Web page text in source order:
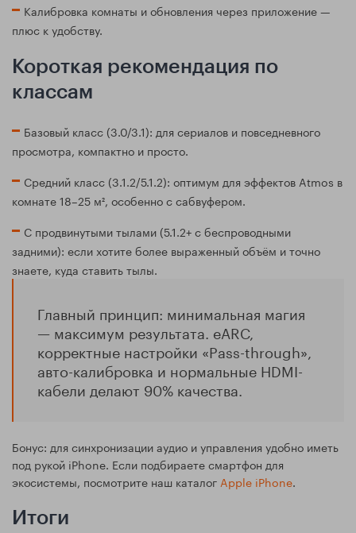
Калибровка комнаты и обновления через приложение —
плюс к удобству.
Короткая рекомендация по
классам
Базовый класс (3.0/3.1): для сериалов и повседневного
просмотра, компактно и просто.
Средний класс (3.1.2/5.1.2): оптимум для эффектов Atmos в
комнате 18–25 м², особенно с сабвуфером.
С продвинутыми тылами (5.1.2+ с беспроводными
задними): если хотите более выраженный объём и точно
знаете, куда ставить тылы.
Главный принцип: минимальная магия
— максимум результата. eARC,
корректные настройки «Pass-through»,
авто-калибровка и нормальные HDMI-
кабели делают 90% качества.
Бонус: для синхронизации аудио и управления удобно иметь
под рукой iPhone. Если подбираете смартфон для
экосистемы, посмотрите наш каталог Apple iPhone.
Итоги